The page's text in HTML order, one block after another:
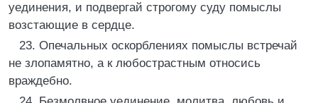
уединения, и подвергай строгому суду помыслы
возстающие в сердце.
23. Опечальных оскорблениях помыслы встречай
не злопамятно, а к любострастным относись
враждебно.